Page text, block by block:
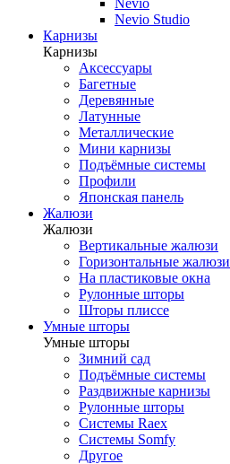
Nevio
Nevio Studio
Карнизы
Карнизы
Аксессуары
Багетные
Деревянные
Латунные
Металлические
Мини карнизы
Подъёмные системы
Профили
Японская панель
Жалюзи
Жалюзи
Вертикальные жалюзи
Горизонтальные жалюзи
На пластиковые окна
Рулонные шторы
Шторы плиссе
Умные шторы
Умные шторы
Зимний сад
Подъёмные системы
Раздвижные карнизы
Рулонные шторы
Системы Raex
Системы Somfy
Другое